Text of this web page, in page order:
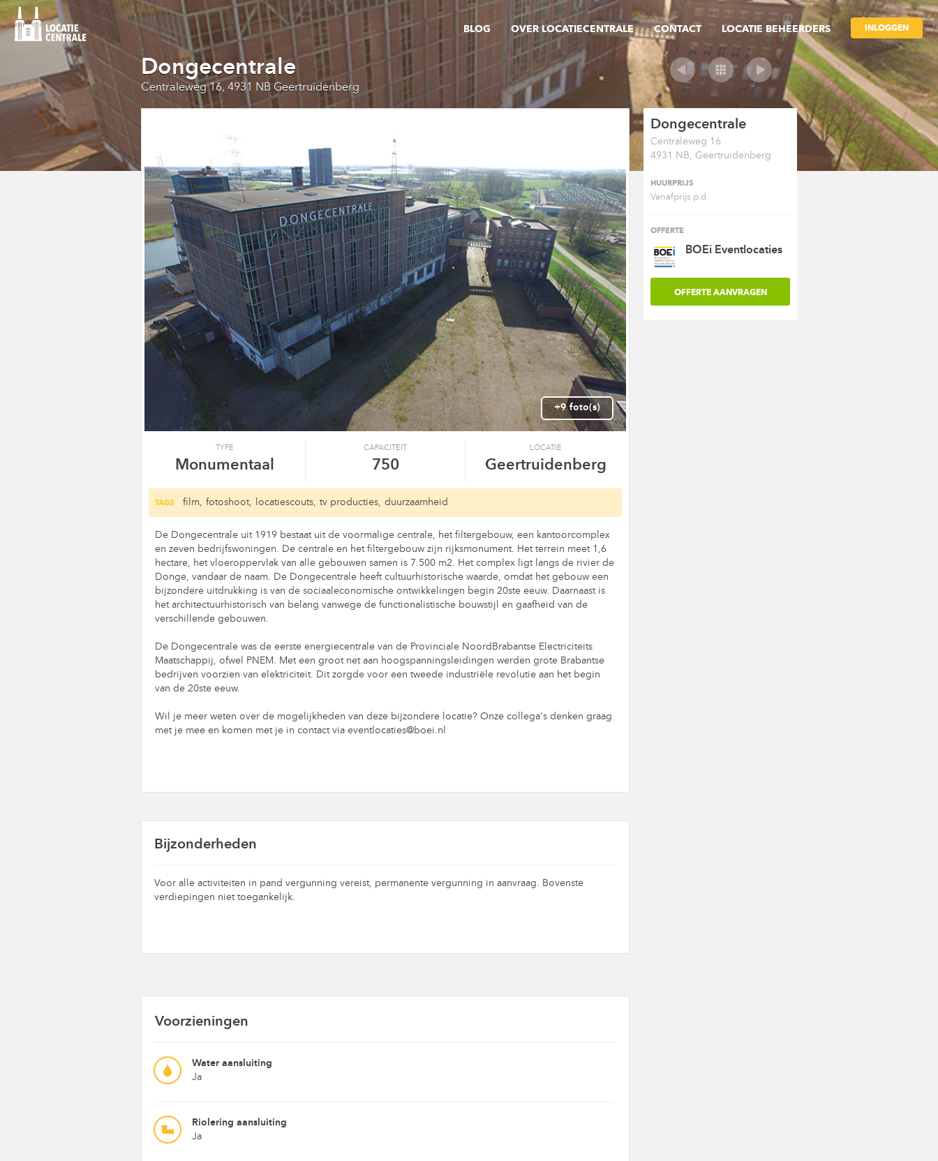
BLOG OVER LOCATIECENTRALE CONTACT LOCATIE BEHEERDERS INLOGGEN
Dongecentrale
Centraleweg 16, 4931 NB Geertruidenberg
+9 foto(s)
TYPE
Monumentaal
CAPACITEIT
750
LOCATIE
Geertruidenberg
TAGS film, fotoshoot, locatiescouts, tv producties, duurzaamheid
De Dongecentrale uit 1919 bestaat uit de voormalige centrale, het filtergebouw, een kantoorcomplex
en zeven bedrijfswoningen. De centrale en het filtergebouw zijn rijksmonument. Het terrein meet 1,6
hectare, het vloeroppervlak van alle gebouwen samen is 7.500 m2. Het complex ligt langs de rivier de
Donge, vandaar de naam. De Dongecentrale heeft cultuurhistorische waarde, omdat het gebouw een
bijzondere uitdrukking is van de sociaaleconomische ontwikkelingen begin 20ste eeuw. Daarnaast is
het architectuurhistorisch van belang vanwege de functionalistische bouwstijl en gaafheid van de
verschillende gebouwen.
De Dongecentrale was de eerste energiecentrale van de Provinciale NoordBrabantse Electriciteits
Maatschappij, ofwel PNEM. Met een groot net aan hoogspanningsleidingen werden grote Brabantse
bedrijven voorzien van elektriciteit. Dit zorgde voor een tweede industriële revolutie aan het begin
van de 20ste eeuw.
Wil je meer weten over de mogelijkheden van deze bijzondere locatie? Onze collega's denken graag
met je mee en komen met je in contact via eventlocaties@boei.nl
Bijzonderheden
Voor alle activiteiten in pand vergunning vereist, permanente vergunning in aanvraag. Bovenste
verdiepingen niet toegankelijk.
Voorzieningen
Water aansluiting
Ja
Riolering aansluiting
Ja
Dongecentrale
Centraleweg 16
4931 NB, Geertruidenberg
HUURPRIJS
Vanafprijs p.d.
OFFERTE
BOEi Eventlocaties
OFFERTE AANVRAGEN